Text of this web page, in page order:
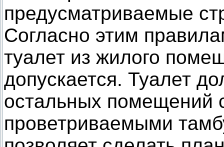
предусматриваемые
Согласно этим
туалет из жилого
допускается. Туалет
остальных помещений
проветриваемыми